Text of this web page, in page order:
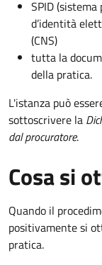
SPID
d’identità
(CNS)
tutta la
della pratica.
L'istanza può
sottoscrivere la
dal procuratore.
Cosa si
Quando il
positivamente si
pratica.